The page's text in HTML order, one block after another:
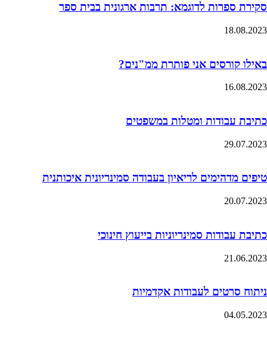
סקירת ספרות לדוגמא: תרבות ארגונית בבית ספר
18.08.2023
באילו קורסים אני פותרת ממ"נים?
16.08.2023
כתיבת עבודות ומטלות במשפטים
29.07.2023
טיפים מדהימים לריאיון בעבודה סמינריונית איכותנית
20.07.2023
כתיבת עבודות סמינריוניות בייעוץ חינוכי
21.06.2023
ניתוח סרטים לעבודות אקדמיות
04.05.2023